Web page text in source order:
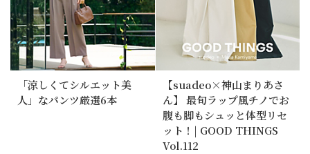
「涼しくてシルエット美
人」なパンツ厳選6本
【suadeo×神山まりあさ
ん】 最旬ラップ風チノでお
腹も脚もシュッと体型リセ
ット！| GOOD THINGS
Vol.112